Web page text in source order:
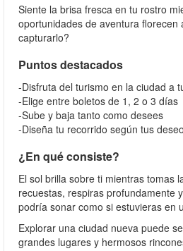
Siente la brisa fresca en tu rostro
oportunidades de aventura
capturarlo?
Puntos destacados
-Disfruta del turismo en la ciudad a
-Elige entre boletos de 1, 2 o 3 días
-Sube y baja tanto como desees
-Diseña tu recorrido según tus
¿En qué consiste?
El sol brilla sobre ti mientras tomas
recuestas, respiras profundamente
podría sonar como si estuvieras en
Explorar una ciudad nueva puede
grandes lugares y hermosos